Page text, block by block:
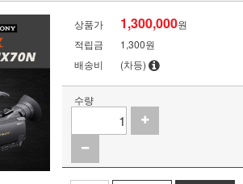
상품가 1,300,000원
적립금
1,300원
배송비
(차등)
수량